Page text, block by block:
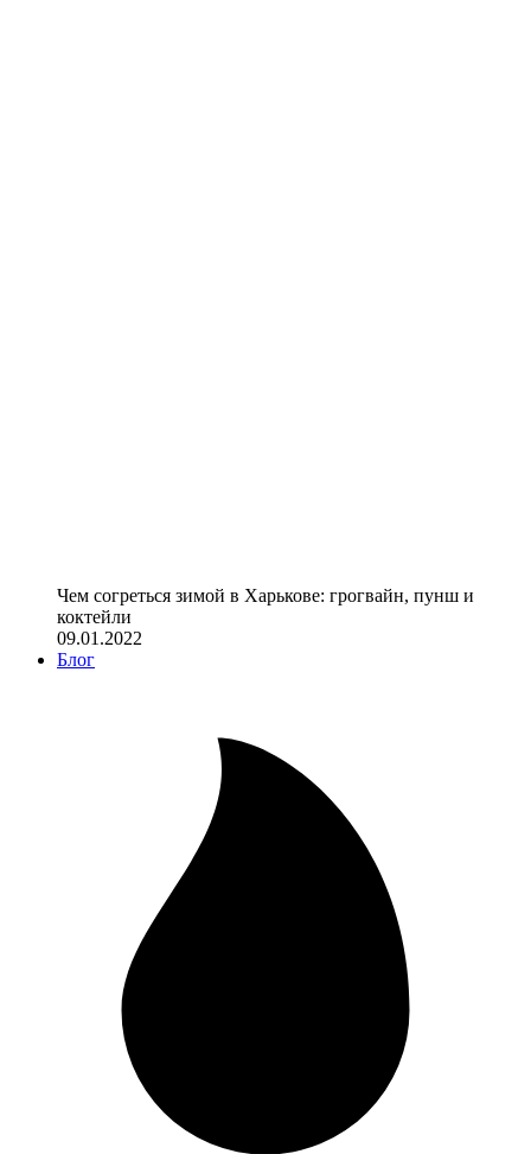
Чем согреться зимой в Харькове: грогвайн, пунш и
коктейли
09.01.2022
Блог